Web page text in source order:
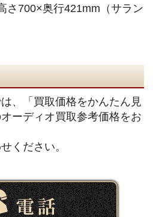
さ700×奥行421mm（サラン
、「買取価格をかんたん見
ーディオ買取参考価格をお
ください。